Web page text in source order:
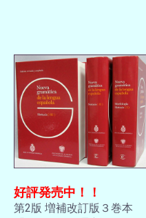
好評発売中！！
第2版 増補改訂版３巻本